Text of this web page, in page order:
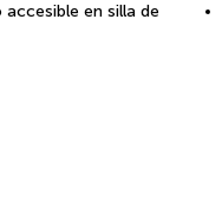
en silla de